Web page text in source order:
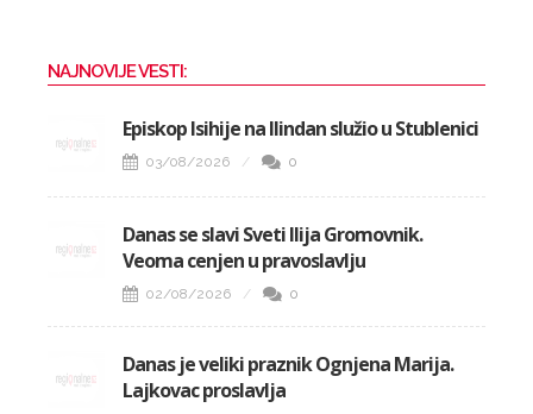
NAJNOVIJE VESTI:
Episkop Isihije na Ilindan služio u Stublenici
03/08/2026 0
Danas se slavi Sveti Ilija Gromovnik.
Veoma cenjen u pravoslavlju
02/08/2026 0
Danas je veliki praznik Ognjena Marija.
Lajkovac proslavlja